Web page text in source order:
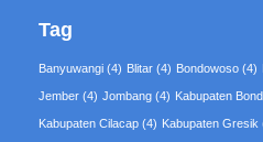
Tag
Banyuwangi (4) Blitar (4) Bondowoso (4)
Jember (4) Jombang (4) Kabupaten
Kabupaten Cilacap (4) Kabupaten Gresik